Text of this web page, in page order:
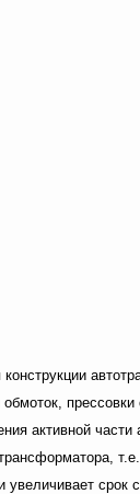
обмоток,
активной
срок